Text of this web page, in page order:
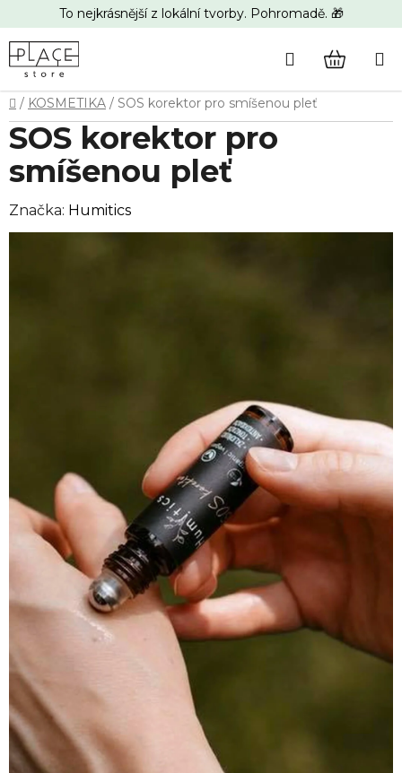
na
obsah
To nejkrásnější z lokální tvorby. Pohromadě. 🎁
Hledat
Domů
/ KOSMETIKA / SOS korektor pro smíšenou pleť
SOS korektor pro
smíšenou pleť
Značka: Humitics